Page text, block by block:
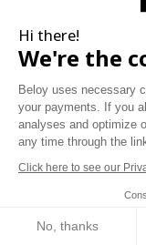
Hi there!
We're the
Beloy uses necessary
your payments. If you
analyses and optimize
any time through the
Click here to see our
No, thanks